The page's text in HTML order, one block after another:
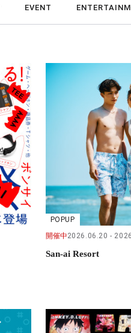
EVENT
POPUP
開催中2026.06.20
San-ai Resort